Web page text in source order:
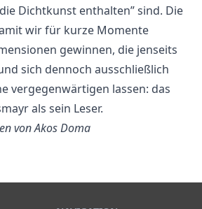
Dichtkunst enthalten” sind. Die
wir für kurze Momente
gewinnen, die jenseits
sich dennoch ausschließlich
vergegenwärtigen lassen: das
als sein Leser.
von Akos Doma